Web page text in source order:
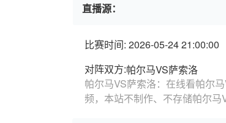
直播源：
比赛时间: 2026-05-24 21:00:00
对阵双方:帕尔马VS萨索洛
帕尔马VS萨索洛：在线看帕尔
频，本站不制作、不存储帕尔马